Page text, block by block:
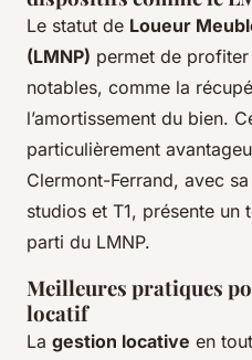
Le statut de Loueur
(LMNP) permet de
notables, comme la
l’amortissement du bien.
particulièrement
Clermont-Ferrand, avec
studios et T1, présente un
parti du LMNP.
Meilleures pratiques
locatif
La gestion locative en